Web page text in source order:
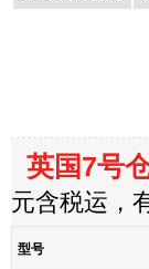
英国7号
元含税运，
型号